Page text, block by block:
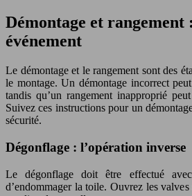
Démontage et rangement
événement
Le démontage et le rangement sont des
le montage. Un démontage incorrect
tandis qu’un rangement inapproprié
Suivez ces instructions pour un
sécurité.
Dégonflage : l’opération inverse
Le dégonflage doit être effectué
d’endommager la toile. Ouvrez les valves